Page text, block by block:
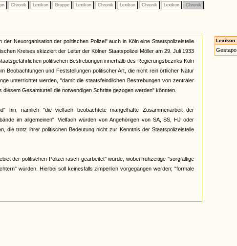
Chronik Lexikon Gruppe Lexikon Chronik Lexikon Chronik Lexikon Chronik
Neuorganisation der politischen Polizei" auch in Köln eine Staatspolizeistelle
Kreises skizziert der Leiter der Kölner Staatspolizei Möller am 29. Juli 1933
politischen Bestrebungen innerhalb des Regierungsbezirks Köln
Beobachtungen und Feststellungen politischer Art, die nicht rein örtlicher Natur
unterrichtet werden, "damit die staatsfeindlichen Bestrebungen von zentraler
Gesamturteil die notwendigen Schritte gezogen werden" könnten.
hin, nämlich "die vielfach beobachtete mangelhafte Zusammenarbeit der
im allgemeinen". Vielfach würden von Angehörigen von SA, SS, HJ oder
die trotz ihrer politischen Bedeutung nicht zur Kenntnis der Staatspolizeistelle
der politischen Polizei rasch gearbeitet" würde, wobei frühzeitige "sorgfältige
würden. Hierbei soll keinesfalls zimperlich vorgegangen werden; "formale
Lexikon
Gestapo